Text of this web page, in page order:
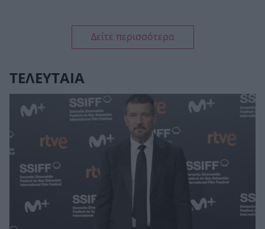
Δείτε περισσότερα
ΤΕΛΕΥΤΑΙΑ